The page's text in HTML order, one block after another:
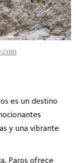
es un destino
y una vibrante
Paros ofrece